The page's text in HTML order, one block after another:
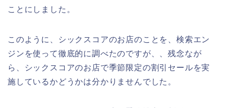
ことにしました。
このように、シックスコアのお店のことを、検索エン
ジンを使って徹底的に調べたのですが、、残念なが
ら、シックスコアのお店で季節限定の割引セールを実
施しているかどうかは分かりませんでした。